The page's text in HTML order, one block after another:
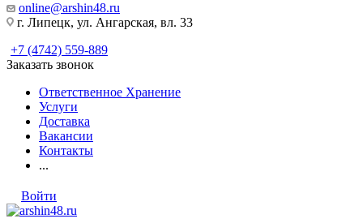
online@arshin48.ru
г. Липецк, ул. Ангарская, вл. 33
+7 (4742) 559-889
Заказать звонок
Ответственное Хранение
Услуги
Доставка
Вакансии
Контакты
...
Войти